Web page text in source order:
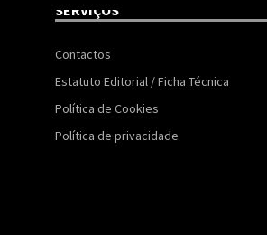
SERVIÇOS
Contactos
Estatuto Editorial / Ficha Técnica
Política de Cookies
Política de privacidade